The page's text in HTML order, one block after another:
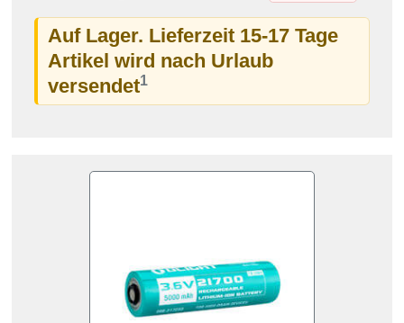
Auf Lager. Lieferzeit 15-17 Tage
Artikel wird nach Urlaub
versendet1